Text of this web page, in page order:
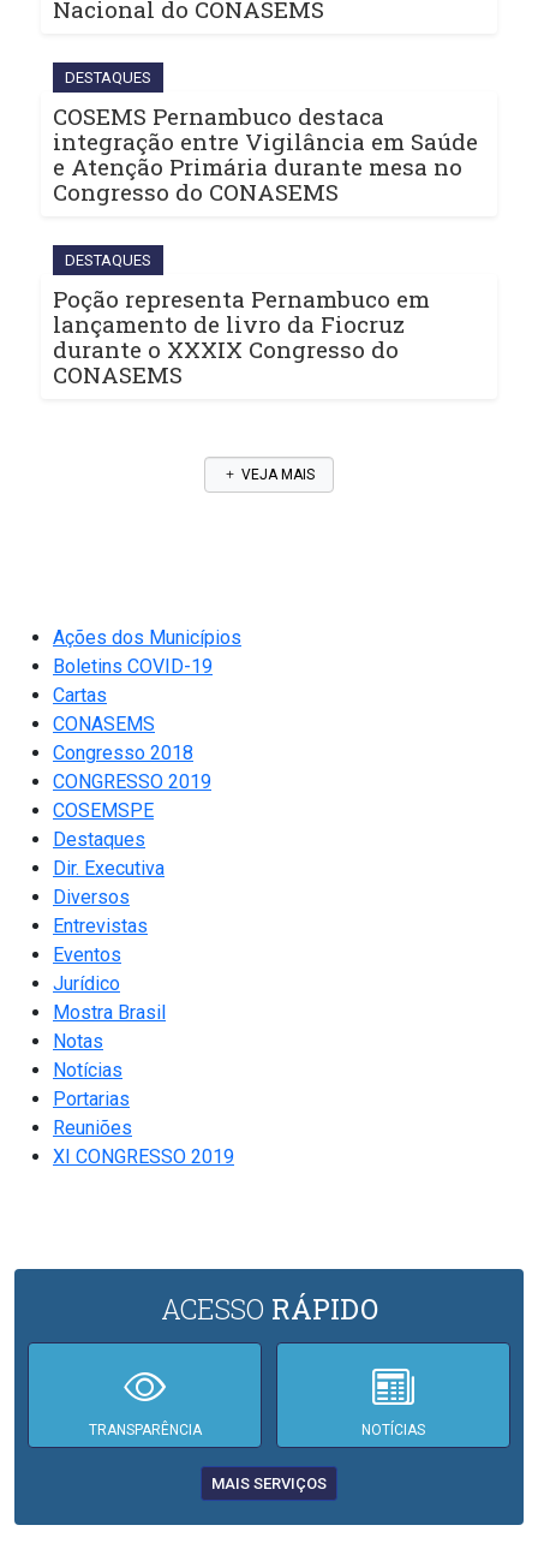
Nacional do CONASEMS
DESTAQUES
COSEMS Pernambuco destaca
integração entre Vigilância em Saúde
e Atenção Primária durante mesa no
Congresso do CONASEMS
DESTAQUES
Poção representa Pernambuco em
lançamento de livro da Fiocruz
durante o XXXIX Congresso do
CONASEMS
VEJA MAIS
Ações dos Municípios
Boletins COVID-19
Cartas
CONASEMS
Congresso 2018
CONGRESSO 2019
COSEMSPE
Destaques
Dir. Executiva
Diversos
Entrevistas
Eventos
Jurídico
Mostra Brasil
Notas
Notícias
Portarias
Reuniões
XI CONGRESSO 2019
ACESSO RÁPIDO
TRANSPARÊNCIA NOTÍCIAS
MAIS SERVIÇOS